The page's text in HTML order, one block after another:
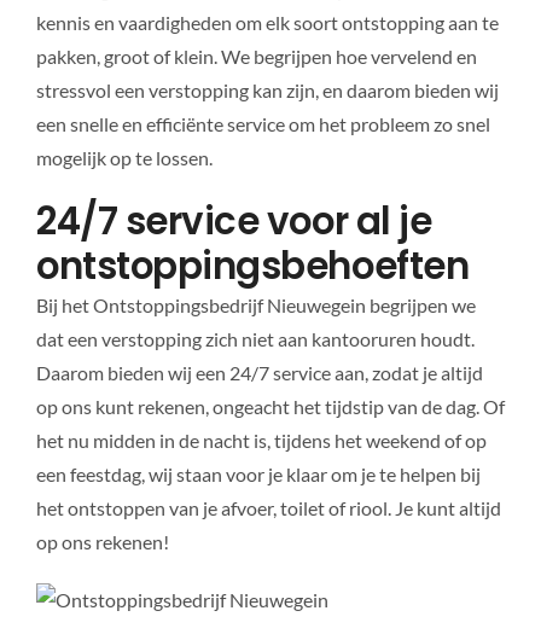
kennis en vaardigheden om elk soort ontstopping aan te
pakken, groot of klein. We begrijpen hoe vervelend en
stressvol een verstopping kan zijn, en daarom bieden wij
een snelle en efficiënte service om het probleem zo snel
mogelijk op te lossen.
24/7 service voor al je
ontstoppingsbehoeften
Bij het Ontstoppingsbedrijf Nieuwegein begrijpen we
dat een verstopping zich niet aan kantooruren houdt.
Daarom bieden wij een 24/7 service aan, zodat je altijd
op ons kunt rekenen, ongeacht het tijdstip van de dag. Of
het nu midden in de nacht is, tijdens het weekend of op
een feestdag, wij staan voor je klaar om je te helpen bij
het ontstoppen van je afvoer, toilet of riool. Je kunt altijd
op ons rekenen!